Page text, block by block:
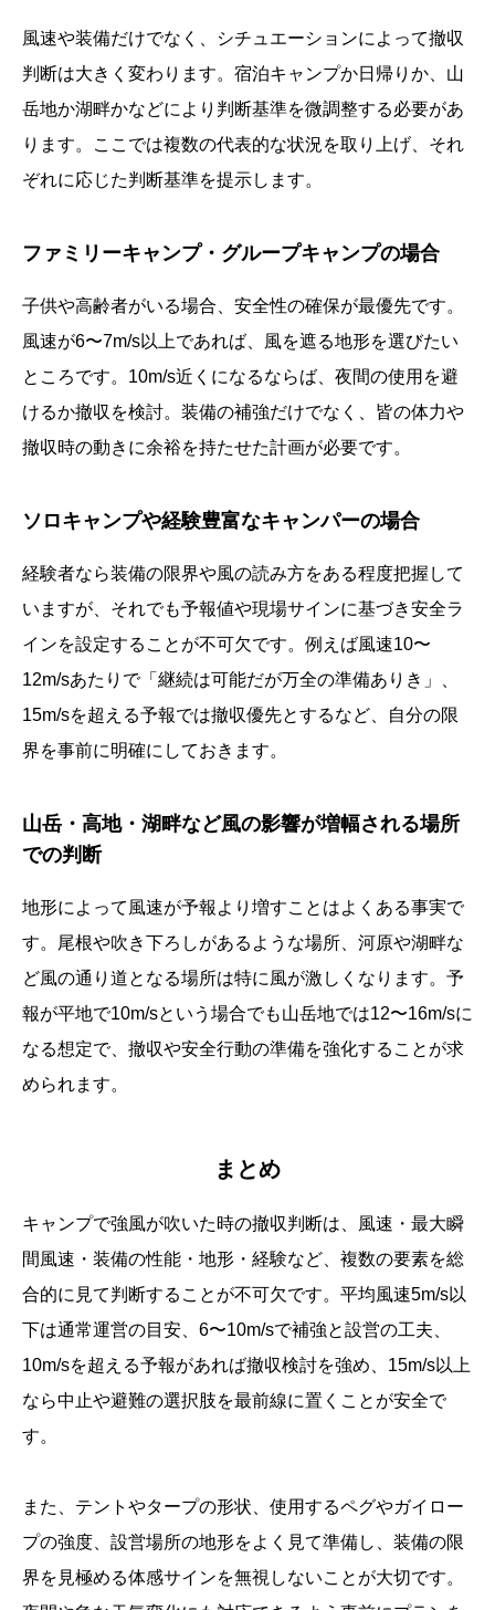
風速や装備だけでなく、シチュエーションによって撤収
判断は大きく変わります。宿泊キャンプか日帰りか、山
岳地か湖畔かなどにより判断基準を微調整する必要があ
ります。ここでは複数の代表的な状況を取り上げ、それ
ぞれに応じた判断基準を提示します。
ファミリーキャンプ・グループキャンプの場合
子供や高齢者がいる場合、安全性の確保が最優先です。
風速が6〜7m/s以上であれば、風を遮る地形を選びたい
ところです。10m/s近くになるならば、夜間の使用を避
けるか撤収を検討。装備の補強だけでなく、皆の体力や
撤収時の動きに余裕を持たせた計画が必要です。
ソロキャンプや経験豊富なキャンパーの場合
経験者なら装備の限界や風の読み方をある程度把握して
いますが、それでも予報値や現場サインに基づき安全ラ
インを設定することが不可欠です。例えば風速10〜
12m/sあたりで「継続は可能だが万全の準備ありき」、
15m/sを超える予報では撤収優先とするなど、自分の限
界を事前に明確にしておきます。
山岳・高地・湖畔など風の影響が増幅される場所
での判断
地形によって風速が予報より増すことはよくある事実で
す。尾根や吹き下ろしがあるような場所、河原や湖畔な
ど風の通り道となる場所は特に風が激しくなります。予
報が平地で10m/sという場合でも山岳地では12〜16m/sに
なる想定で、撤収や安全行動の準備を強化することが求
められます。
まとめ
キャンプで強風が吹いた時の撤収判断は、風速・最大瞬
間風速・装備の性能・地形・経験など、複数の要素を総
合的に見て判断することが不可欠です。平均風速5m/s以
下は通常運営の目安、6〜10m/sで補強と設営の工夫、
10m/sを超える予報があれば撤収検討を強め、15m/s以上
なら中止や避難の選択肢を最前線に置くことが安全で
す。
また、テントやタープの形状、使用するペグやガイロー
プの強度、設営場所の地形をよく見て準備し、装備の限
界を見極める体感サインを無視しないことが大切です。